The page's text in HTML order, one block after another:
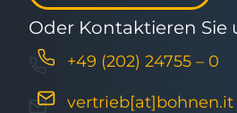
Oder Kontaktieren Sie
+49 (202) 24755 – 0
vertrieb[at]bohnen.it